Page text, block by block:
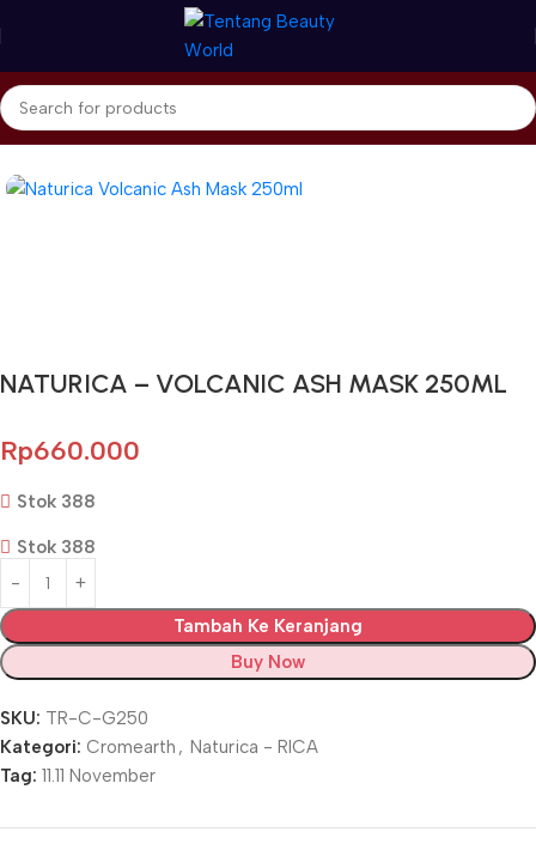
Beranda Naturica - RICA Cromearth
NATURICA – VOLCANIC ASH MASK 250ML
Rp660.000
Stok 388
Stok 388
Tambah Ke Keranjang
Buy Now
SKU: TR-C-G250
Kategori: Cromearth , Naturica - RICA
Tag: 11.11 November